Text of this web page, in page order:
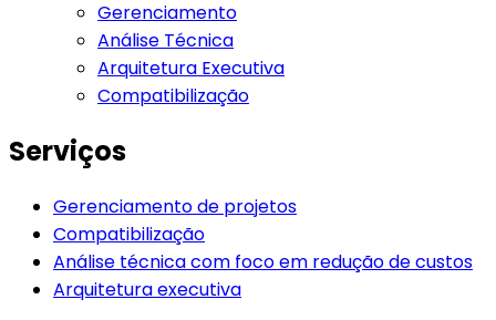
Gerenciamento
Análise Técnica
Arquitetura Executiva
Compatibilização
Serviços
Gerenciamento de projetos
Compatibilização
Análise técnica com foco em redução de custos
Arquitetura executiva